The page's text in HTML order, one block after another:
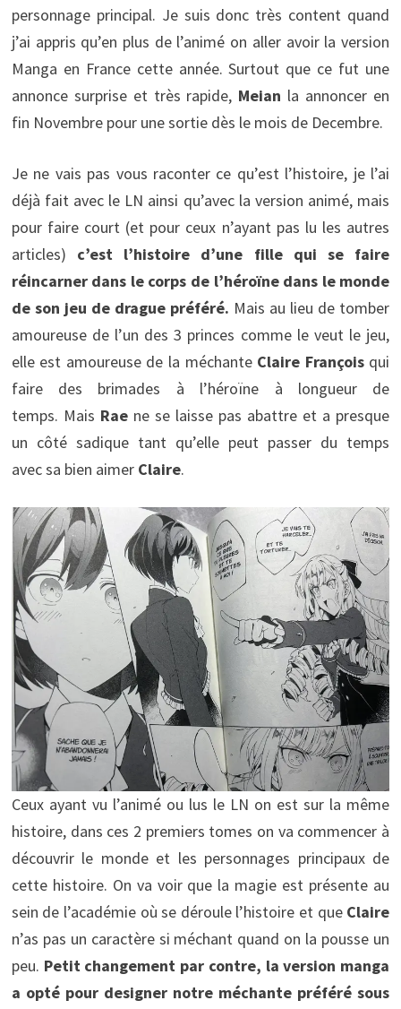
personnage principal. Je suis donc très content quand
j’ai appris qu’en plus de l’animé on aller avoir la version
Manga en France cette année. Surtout que ce fut une
annonce surprise et très rapide, Meian la annoncer en
fin Novembre pour une sortie dès le mois de Decembre.
Je ne vais pas vous raconter ce qu’est l’histoire, je l’ai
déjà fait avec le LN ainsi qu’avec la version animé, mais
pour faire court (et pour ceux n’ayant pas lu les autres
articles) c’est l’histoire d’une fille qui se faire
réincarner dans le corps de l’héroïne dans le monde
de son jeu de drague préféré. Mais au lieu de tomber
amoureuse de l’un des 3 princes comme le veut le jeu,
elle est amoureuse de la méchanteClaire François qui
faire des brimades à l’héroïne à longueur de
temps. Mais Rae ne se laisse pas abattre et a presque
un côté sadique tant qu’elle peut passer du temps
avec sa bien aimer Claire.
Ceux ayant vu l’animé ou lus le LN on est sur la même
histoire, dans ces 2 premiers tomes on va commencer à
découvrir le monde et les personnages principaux de
cette histoire. On va voir que la magie est présente au
sein de l’académie où se déroule l’histoire et que Claire
n’as pas un caractère si méchant quand on la pousse un
peu. Petit changement par contre, la version manga
a opté pour designer notre méchante préféré sous